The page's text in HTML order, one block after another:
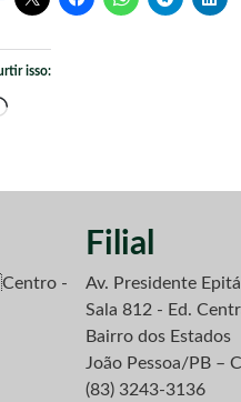
isso:
Carregando...
-
Filial
Av. Presidente
Sala 812 - Ed.
Bairro dos Estados
João Pessoa/PB –
(83) 3243-3136